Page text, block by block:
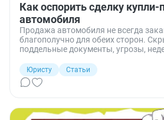
Как оспорить сделку
автомобиля
Продажа автомобиля не всегда
благополучно для обеих сторон.
поддельные документы, угрозы,
продажи недействительным.
правилам ГК РФ оспаривают такие
деньги или машину.
Юристу
Статьи